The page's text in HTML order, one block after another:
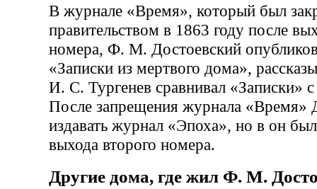
В журнале «Время», который был
правительством в 1863 году после
номера, Ф. М. Достоевский
«Записки из мертвого дома»,
И. С. Тургенев сравнивал «Записки»
После запрещения журнала «Время»
издавать журнал «Эпоха», но в он
выхода второго номера.
Другие дома, где жил Ф. М.